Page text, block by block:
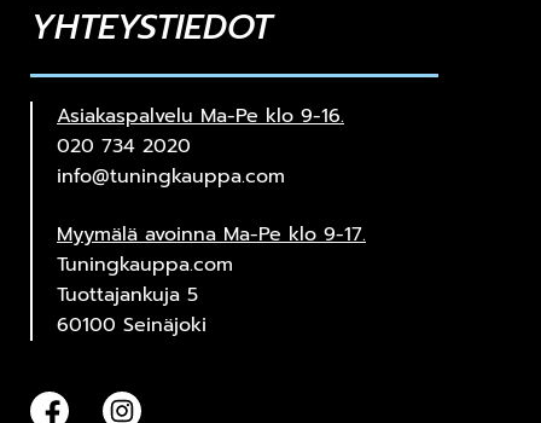
YHTEYSTIEDOT
Asiakaspalvelu Ma-Pe klo 9-16.
020 734 2020
info@tuningkauppa.com
Myymälä avoinna Ma-Pe klo 9-17.
Tuningkauppa.com
Tuottajankuja 5
60100 Seinäjoki